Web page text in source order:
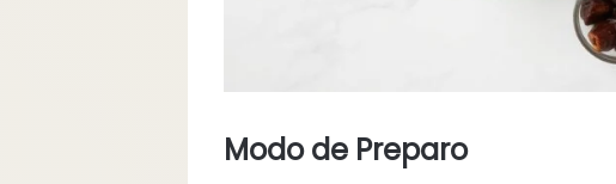
Modo de Preparo